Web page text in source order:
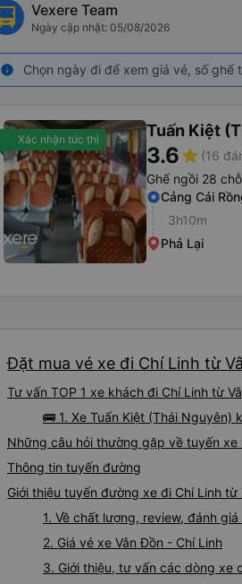
Vexere Team
Ngày cập nhật: 05/08/2026
info Chọn ngày đi để xem giá vé, số
Xác nhận tức thì Tuấn Kiệt
3.6star (16
Ghế ngồi 28 chỗ
Cảng Cái
3h10m
Phả Lại
Đặt mua vé xe đi Chí Linh từ
Tư vấn TOP 1 xe khách đi Chí Linh từ
🚌 1. Xe Tuấn Kiệt (Thái Nguyên)
Những câu hỏi thường gặp về tuyến xe
Thông tin tuyến đường
Giới thiệu tuyến đường xe đi Chí Linh từ
1. Về chất lượng, review, đánh
2. Giá vé xe Vân Đồn - Chí Linh
3. Giới thiệu, tư vấn các dòng xe